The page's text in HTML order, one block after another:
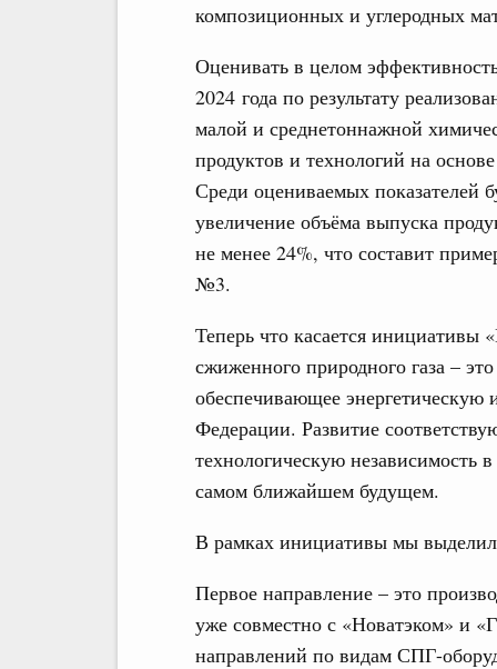
композиционных и углеродных
Оценивать в целом
2024 года по результату
малой и среднетоннажной
продуктов и технологий на
Среди оцениваемых показателей
увеличение объёма выпуска
не менее 24%, что составит
№3.
Теперь что касается
сжиженного природного газа –
обеспечивающее энергетическую
Федерации. Развитие
технологическую независимость
самом ближайшем будущем.
В рамках инициативы мы
Первое направление – это
уже совместно с «Новатэком» и
направлений по видам СПГ-